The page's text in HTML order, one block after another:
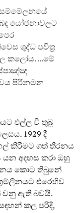
යෝජනාවලට
ශුද්ධ පවිත්‍ර
කලෝය. ...මේ
පිරිනමන
එල්ල වී තුබූ
1929 දී
කිරීමට ගත් තීරනය
යන අදහස කරා ඔහු
කොට තිබුනේ
එරෙහිව
වනු ඇති බවයි.
කල පරිදි,